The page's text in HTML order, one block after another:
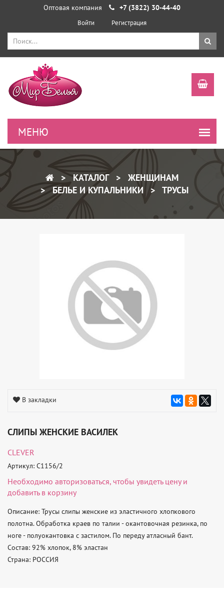
Оптовая компания +7 (3822) 30-44-40
Войти Регистрация
КАТАЛОГ
ЖЕНЩИНАМ
БЕЛЬЕ И КУПАЛЬНИКИ
ТРУСЫ
В закладки
СЛИПЫ ЖЕНСКИЕ ВАСИЛЕК
CLEVER
Артикул: C1156/2
Необходимо авторизоваться, чтобы увидеть цену и
добавить в корзину
Описание: Трусы слипы женские из эластичного хлопкового
полотна. Обработка краев по талии - окантовочная резинка, по
ноге - полуокантовка с застилом. По переду атласный бант.
Состав: 92% хлопок, 8% эластан
Страна: РОССИЯ